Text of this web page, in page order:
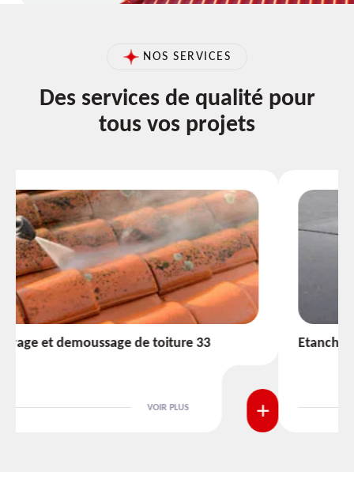
NOS SERVICES
Des services de qualité pour
tous vos projets
Etanchéité toiture 33